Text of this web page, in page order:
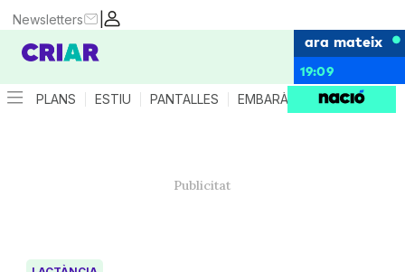
|
Newsletters
ara mateix
19:09
PLANS ESTIU PANTALLES EMBARÀS CRIANÇA